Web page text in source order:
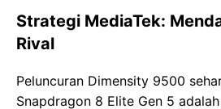
Strategi MediaTek:
Rival
Peluncuran Dimensity 9500
Snapdragon 8 Elite Gen 5